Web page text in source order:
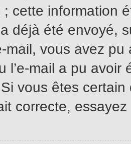
cette information
déjà été envoyé,
mail, vous avez
l’e-mail a pu
vous êtes
correcte,